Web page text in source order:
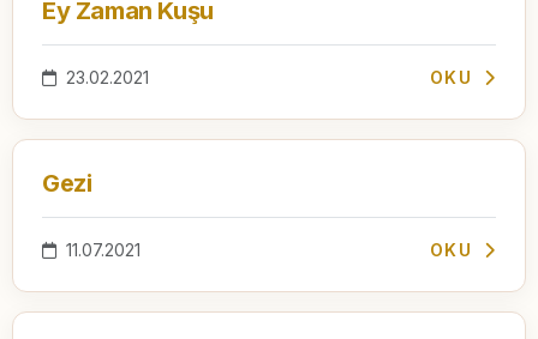
Ey Zaman Kuşu
23.02.2021 OKU
Gezi
11.07.2021 OKU